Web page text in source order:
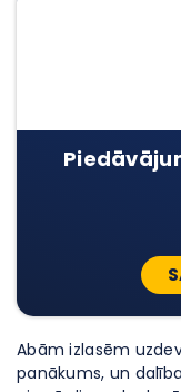
Abām izlasēm
panākums, un